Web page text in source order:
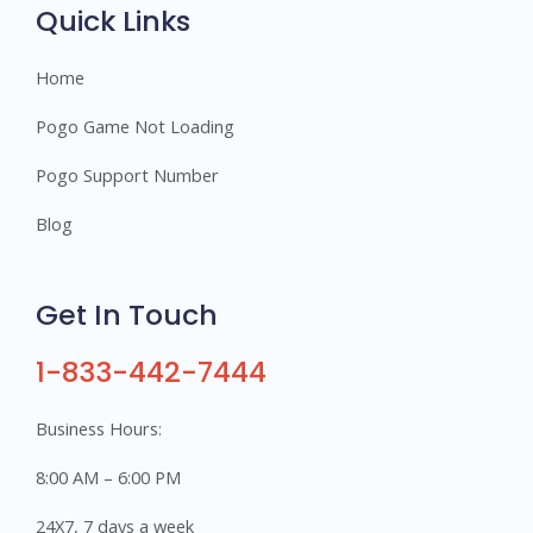
Quick Links
Home
Pogo Game Not Loading
Pogo Support Number
Blog
Get In Touch
1-833-442-7444
Business Hours:
8:00 AM – 6:00 PM
24X7, 7 days a week